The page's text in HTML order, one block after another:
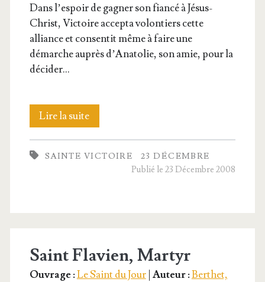
Dans l’es­poir de gagner son fian­cé à Jésus-
Christ, Vic­toire accep­ta volon­tiers cette
alliance et consen­tit même à faire une
démarche auprès d’A­na­to­lie, son amie, pour la
décider…
Lire la suiteSainte
Vic­
toire,
SAINTE VICTOIRE
23 DÉCEMBRE
Publié le 23 Décembre 2008
Saint Flavien, Martyr
Ouvrage :Le Saint du Jour| Auteur :Berthet,